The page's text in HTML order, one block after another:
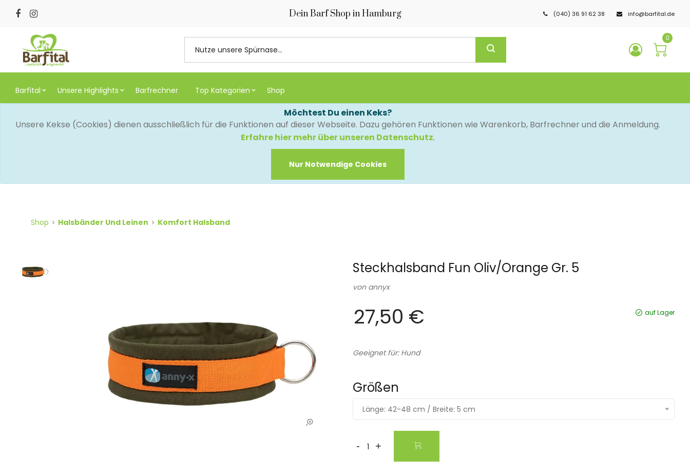
Dein Barf Shop in Hamburg (040) 36 91 62 38 info@barfital.de
0
Barfital Unsere Highlights Barfrechner Top Kategorien Shop
Möchtest Du einen Keks?
Unsere Kekse (Cookies) dienen ausschließlich für die Funktionen auf dieser Webseite. Dazu gehören Funktionen wie Warenkorb, Barfrechner und die Anmeldung.
Erfahre hier mehr über unseren Datenschutz.
Nur Notwendige Cookies
Shop Halsbänder Und Leinen Komfort Halsband
Steckhalsband Fun Oliv/Orange Gr. 5
von annyx
27,50 € auf Lager
Geeignet für: Hund
Größen
Länge: 42-48 cm / Breite: 5 cm
- +